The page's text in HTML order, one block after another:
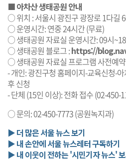
■ 아차산 생태공원 안내
○ 위치 : 서울시 광진구 광장로 1다길
○ 운영시간: 연중 24시간 (무료)
○ 생태공원 자료실 운영시간: 09시
○ 생태공원 블로그 :https://
○ 생태공원 자료실 프로그램 사전예약
- 개인: 광진구청 홈페이지-교육신청-
후 신청
- 단체 (15인 이상): 전화 접수 (02-450-
○ 문의: 02-450-7773 (공원녹지과)
▶ 더 많은 서울 뉴스 보기
▶ 내 손안에 서울 뉴스레터 구독하기
▶ 내 이웃이 전하는 '시민기자 뉴스'